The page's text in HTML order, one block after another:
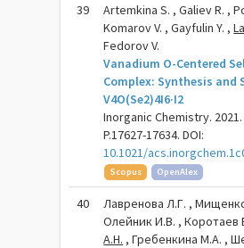
39
Artemkina S. , Galiev R. ,
Komarov V. , Gayfulin Y. ,
Fedorov V.
Vanadium O-Centered
Complex: Synthesis and
V4O(Se2)4I6·I2
Inorganic Chemistry. 2021.
P.17627-17634. DOI:
10.1021/
Scopus
OpenAlex
40
Лавренова Л.Г. ,
Олейник И.В. , Коротаев
А.Н. , Гребенкина М.А. ,